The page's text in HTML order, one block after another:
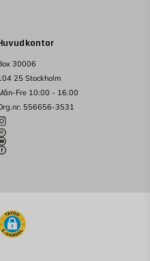
30006
25 Stockholm
Fre 10:00 - 16.00
556656-3531